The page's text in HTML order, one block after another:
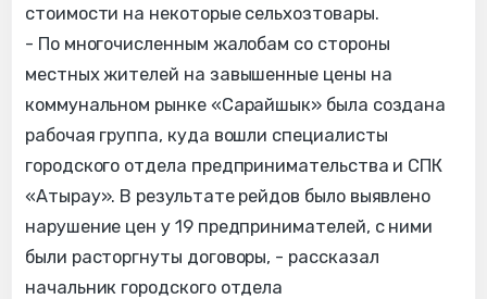
стоимости на некоторые сельхозтовары.
- По многочисленным жалобам со стороны
местных жителей на завышенные цены на
коммунальном рынке «Сарайшык» была создана
рабочая группа, куда вошли специалисты
городского отдела предпринимательства и СПК
«Атырау». В результате рейдов было выявлено
нарушение цен у 19 предпринимателей, с ними
были расторгнуты договоры, - рассказал
начальник городского отдела